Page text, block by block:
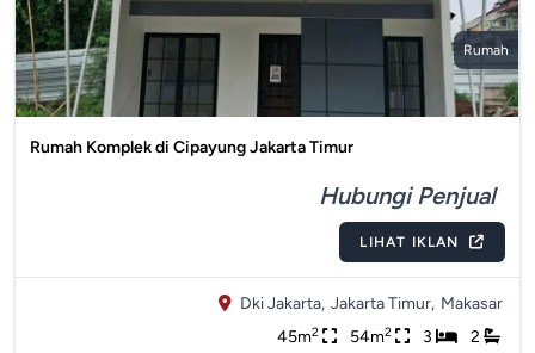
Rumah
Rumah Komplek di Cipayung Jakarta Timur
Hubungi Penjual
LIHAT IKLAN
Dki Jakarta, Jakarta Timur, Makasar
45m2 54m2 3 2